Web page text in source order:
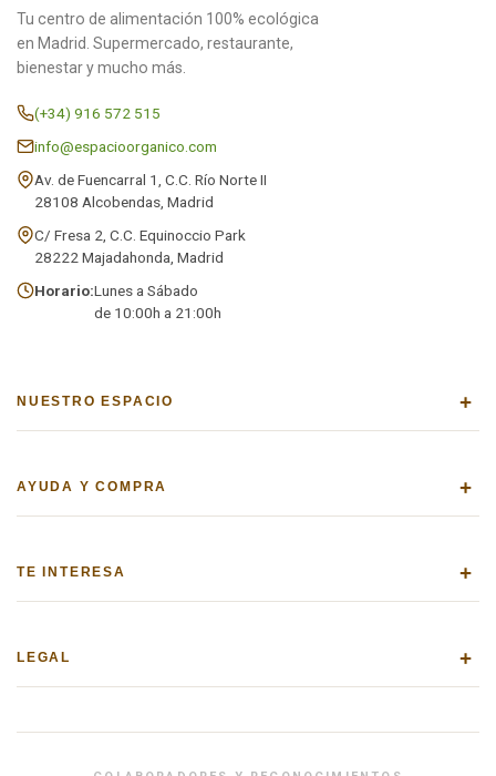
Tu centro de alimentación 100% ecológica
en Madrid. Supermercado, restaurante,
bienestar y mucho más.
(+34) 916 572 515
info@espacioorganico.com
Av. de Fuencarral 1, C.C. Río Norte II
28108 Alcobendas, Madrid
C/ Fresa 2, C.C. Equinoccio Park
28222 Majadahonda, Madrid
Horario:Lunes a Sábado
de 10:00h a 21:00h
NUESTRO ESPACIO +
AYUDA Y COMPRA +
TE INTERESA +
LEGAL +